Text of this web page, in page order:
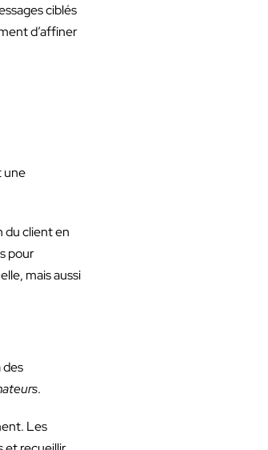
ciblés
d’affiner
une
du client en
pour
mais aussi
des
.
Les